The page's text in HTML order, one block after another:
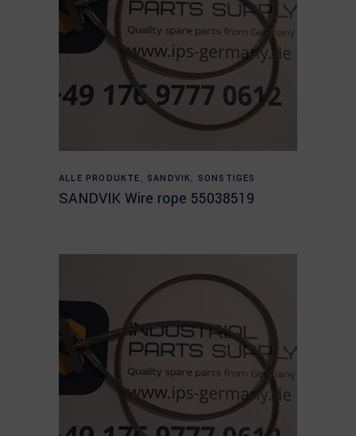
Read more
ALLE PRODUKTE , SANDVIK, SONSTIGES
SANDVIK Wire rope 55038519